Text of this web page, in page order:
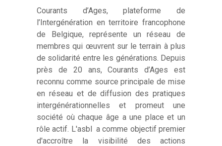
Courants d’Ages, plateforme de
l’Intergénération en territoire francophone
de Belgique, représente un réseau de
membres qui œuvrent sur le terrain à plus
de solidarité entre les générations. Depuis
près de 20 ans, Courants d’Ages est
reconnu comme source principale de mise
en réseau et de diffusion des pratiques
intergénérationnelles et promeut une
société où chaque âge a une place et un
rôle actif. L'asbl a comme objectif premier
d'accroître la visibilité des actions